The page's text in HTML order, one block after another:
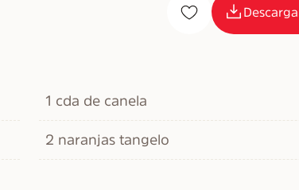
1 cda de canela
2 naranjas tangelo